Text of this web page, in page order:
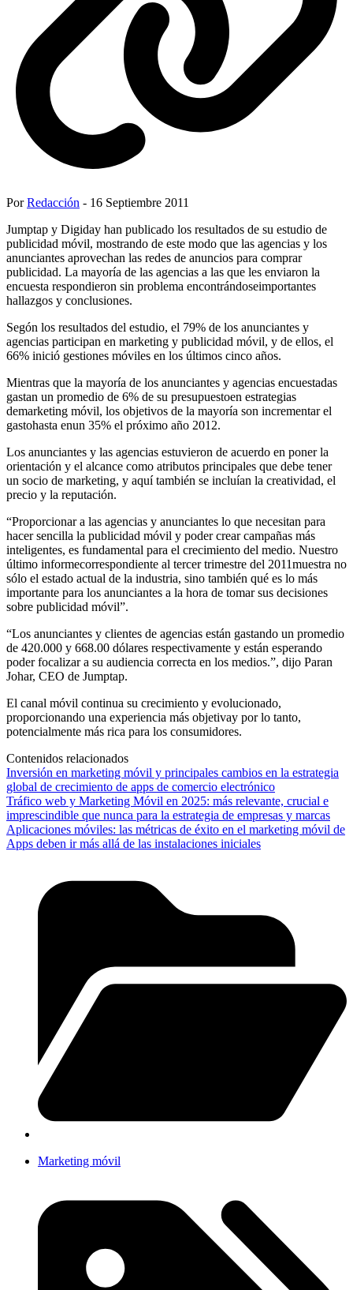
PorRedacción - 16 Septiembre 2011
Jumptap y Digiday han publicado los resultados de su estudio de
publicidad móvil, mostrando de este modo que las agencias y los
anunciantes aprovechan las redes de anuncios para comprar
publicidad. La mayoría de las agencias a las que les enviaron la
encuesta respondieron sin problema encontrándoseimportantes
hallazgos y conclusiones.
Segón los resultados del estudio, el 79% de los anunciantes y
agencias participan en marketing y publicidad móvil, y de ellos, el
66% inició gestiones móviles en los últimos cinco años.
Mientras que la mayoría de los anunciantes y agencias encuestadas
gastan un promedio de 6% de su presupuestoen estrategias
demarketing móvil, los objetivos de la mayoría son incrementar el
gastohasta enun 35% el próximo año 2012.
Los anunciantes y las agencias estuvieron de acuerdo en poner la
orientación y el alcance como atributos principales que debe tener
un socio de marketing, y aquí también se incluían la creatividad, el
precio y la reputación.
“Proporcionar a las agencias y anunciantes lo que necesitan para
hacer sencilla la publicidad móvil y poder crear campañas más
inteligentes, es fundamental para el crecimiento del medio. Nuestro
último informecorrespondiente al tercer trimestre del 2011muestra no
sólo el estado actual de la industria, sino también qué es lo más
importante para los anunciantes a la hora de tomar sus decisiones
sobre publicidad móvil”.
“Los anunciantes y clientes de agencias están gastando un promedio
de 420.000 y 668.00 dólares respectivamente y están esperando
poder focalizar a su audiencia correcta en los medios.”, dijo Paran
Johar, CEO de Jumptap.
El canal móvil continua su crecimiento y evolucionado,
proporcionando una experiencia más objetivay por lo tanto,
potencialmente más rica para los consumidores.
Contenidos relacionados
Inversión en marketing móvil y principales cambios en la estrategia
global de crecimiento de apps de comercio electrónico
Tráfico web y Marketing Móvil en 2025: más relevante, crucial e
imprescindible que nunca para la estrategia de empresas y marcas
Aplicaciones móviles: las métricas de éxito en el marketing móvil de
Apps deben ir más allá de las instalaciones iniciales
Marketing móvil